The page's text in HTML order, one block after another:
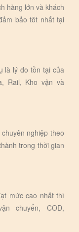
hàng lớn và khách
bảo tôt nhất tại
là lý do tồn tại của
Rail, Kho vận và
nghiệp theo
trong thời gian
mức cao nhất thì
chuyển, COD,